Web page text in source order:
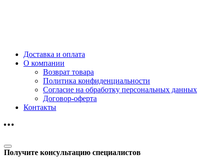
Доставка и оплата
О компании
Возврат товара
Политика конфиденциальности
Согласие на обработку персональных данных
Договор-оферта
Контакты
Получите консультацию специалистов